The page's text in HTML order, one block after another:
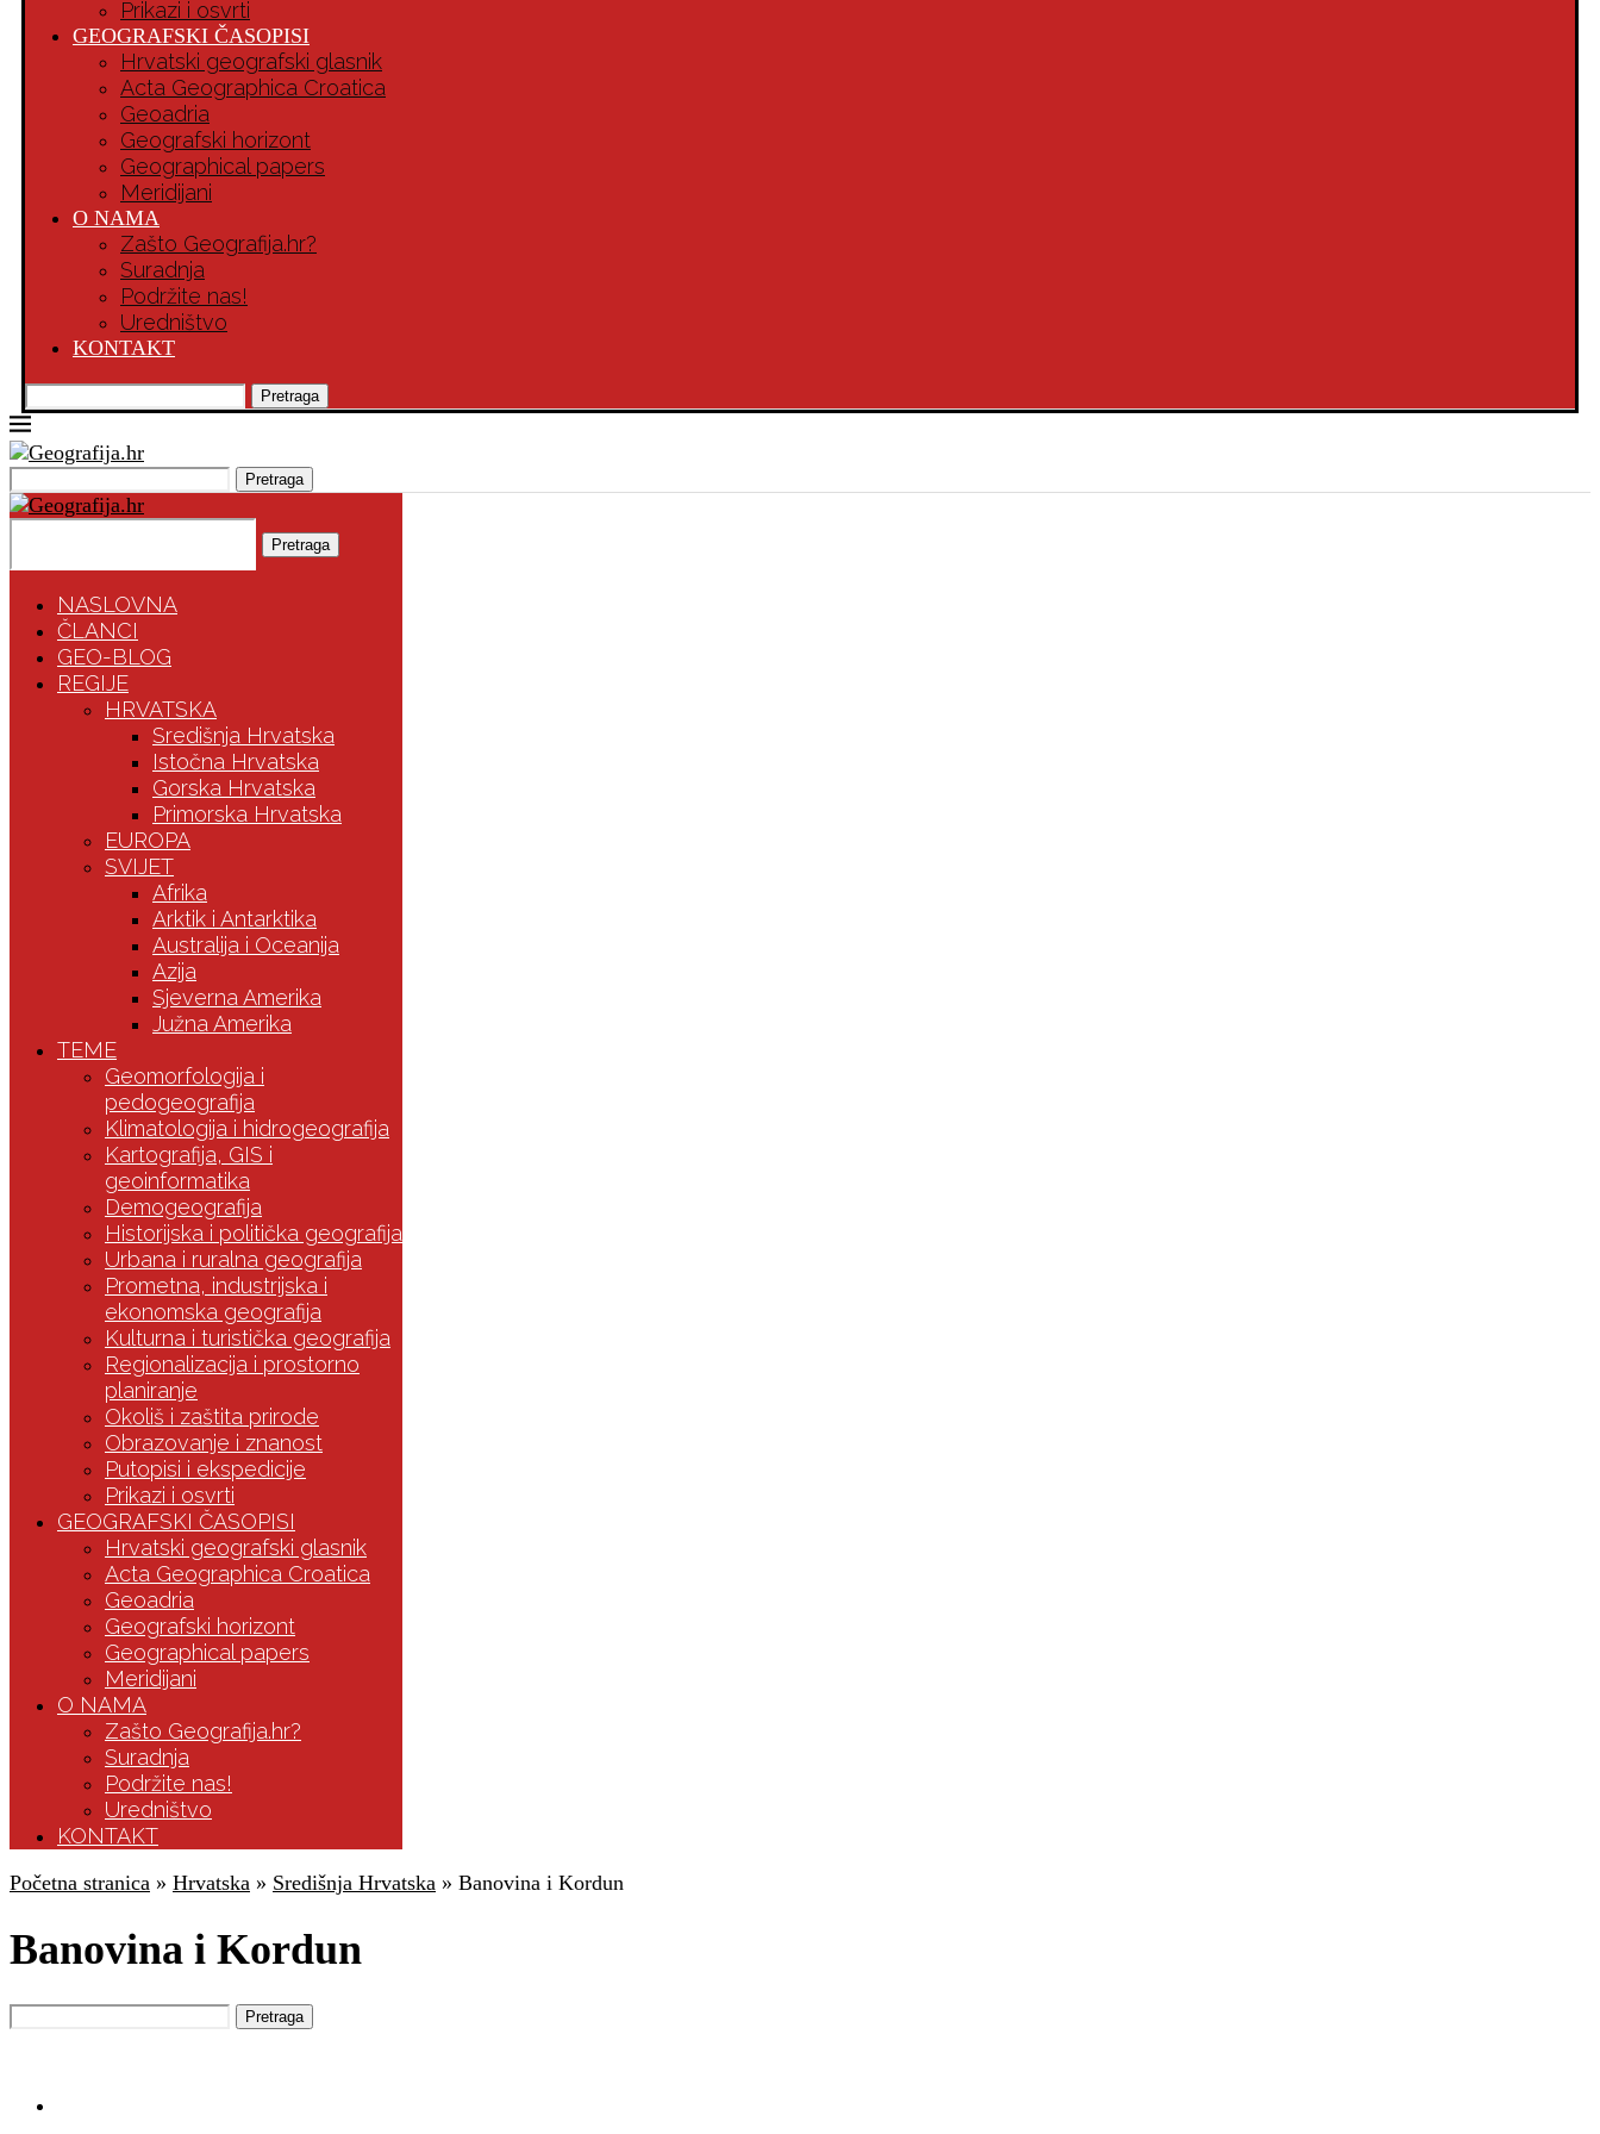
Prikazi i osvrti
GEOGRAFSKI ČASOPISI
Hrvatski geografski glasnik
Acta Geographica Croatica
Geoadria
Geografski horizont
Geographical papers
Meridijani
O NAMA
Zašto Geografija.hr?
Suradnja
Podržite nas!
Uredništvo
KONTAKT
Pretraga
Pretraga
Pretraga
NASLOVNA
ČLANCI
GEO-BLOG
REGIJE
HRVATSKA
Središnja Hrvatska
Istočna Hrvatska
Gorska Hrvatska
Primorska Hrvatska
EUROPA
SVIJET
Afrika
Arktik i Antarktika
Australija i Oceanija
Azija
Sjeverna Amerika
Južna Amerika
TEME
Geomorfologija i
pedogeografija
Klimatologija i hidrogeografija
Kartografija, GIS i
geoinformatika
Demogeografija
Historijska i politička geografija
Urbana i ruralna geografija
Prometna, industrijska i
ekonomska geografija
Kulturna i turistička geografija
Regionalizacija i prostorno
planiranje
Okoliš i zaštita prirode
Obrazovanje i znanost
Putopisi i ekspedicije
Prikazi i osvrti
GEOGRAFSKI ČASOPISI
Hrvatski geografski glasnik
Acta Geographica Croatica
Geoadria
Geografski horizont
Geographical papers
Meridijani
O NAMA
Zašto Geografija.hr?
Suradnja
Podržite nas!
Uredništvo
KONTAKT
Početna stranica » Hrvatska » Središnja Hrvatska » Banovina i Kordun
Banovina i Kordun